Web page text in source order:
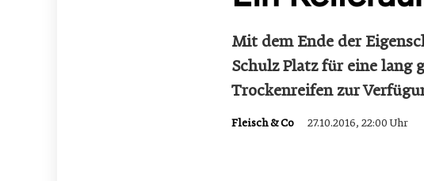
Mit dem Ende der
Schulz Platz für eine lang
Trockenreifen zur
Fleisch & Co 27.10.2016, 22:00 Uhr